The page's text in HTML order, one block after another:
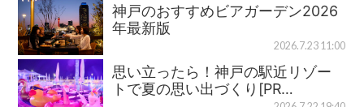
神戸のおすすめビアガーデン2026
年最新版
2026.7.23 11:00
思い立ったら！神戸の駅近リゾー
トで夏の思い出づくり[PR…